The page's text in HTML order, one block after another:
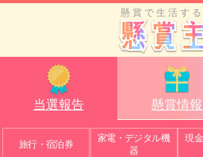
懸賞で生活す
当選報告 懸賞情報
旅行・宿泊券
家電・デジタル機
器
現